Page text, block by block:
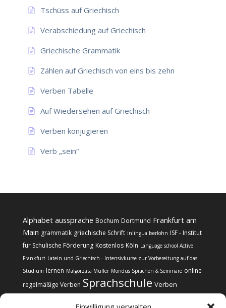
Tschüss auf Griechisch
Verabschiedung auf Griechisch
Griechische Grammatik
Zählen auf Griechisch von eins bis zehn
Verben Tabelle
Auf Wiedersehen auf Griechisch
Verben konjugieren
Verb „sein“
Alphabet aussprache Bochum Dortmund Frankfurt am
Main grammatik griechische Schrift inlingua Iserlohn ISF - Institut
für Schulische Förderung Kostenlos Köln Language school Active
Frankfurt Latein und Griechisch - Intensivkurse zur Vorbereitung auf das
Studium lernen Malgorzata Müller Mondus Sprachen & Seminare online
regelmäßige Verben Sprachschule Verben